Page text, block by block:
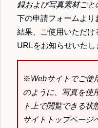
録および写真素材ご
下の申請フォームよ
結果、ご使用いただけ
URLをお知らせいたし
※Webサイトでご使
のように、写真を使
ト上で閲覧できる状
サイトトップページ